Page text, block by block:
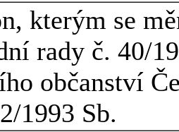
kterým se
rady č. 40/
občanství
1993 Sb.